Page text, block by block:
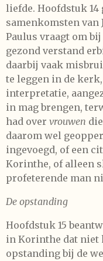
liefde. Hoofdstuk
samenkomsten van
Paulus vraagt om
gezond verstand
daarbij vaak
te leggen in de
interpretatie,
in mag brengen,
had over vrouwen
daarom wel
ingevoegd, of een
Korinthe, of alleen
profeterende man
De opstanding
Hoofdstuk 15
in Korinthe dat niet
opstanding bij de